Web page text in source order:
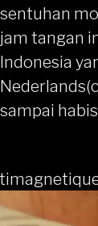
sentuhan
jam tangan
Indonesia
sampai